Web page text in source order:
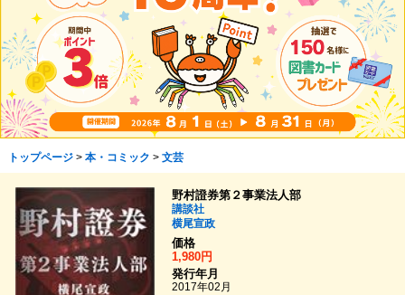
トップページ> 本・コミック > 文芸
野村證券第２事業法人部
講談社
横尾宣政
価格
1,980円
発行年月
2017年02月